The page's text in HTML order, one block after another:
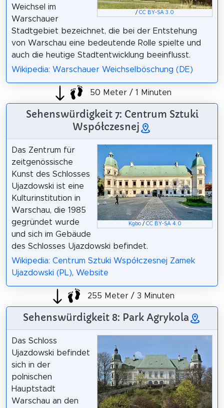
/CC BY-SA 3.0
Weichsel im
Warschauer
Stadtgebiet bezeichnet, die bei der Entstehung
von Warschau eine bedeutende Rolle spielte und
auch die heutige Stadtentwicklung beeinflusst.
Wikipedia: Warschauer Weichselböschung (DE)
50 Meter / 1 Minuten
Sehenswürdigkeit 7: Centrum Sztuki
Współczesnej
Kgbo/ CC BY-SA 4.0
Das Zentrum für
zeitgenössische
Kunst des Schlosses
Ujazdowski ist eine
Kulturinstitution in
Warschau, die 1985
gegründet wurde
und sich im Gebäude
des Schlosses Ujazdowski befindet.
Wikipedia: Centrum Sztuki Współczesnej Zamek
Ujazdowski (PL), Website
255 Meter / 3 Minuten
Sehenswürdigkeit 8: Park Agrykola
Das Schloss
Ujazdowski befindet
sich in der
polnischen
Hauptstadt
Warschau an den